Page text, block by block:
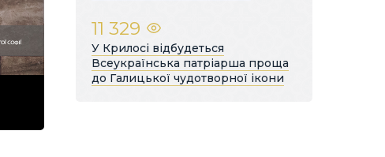
11 329
У Крилосі відбудеться
Всеукраїнська патріарша проща
до Галицької чудотворної ікони